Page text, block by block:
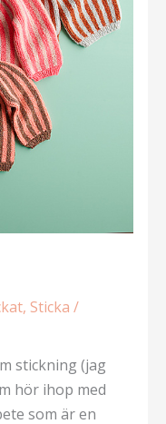
, Sticka /
stickning (jag
hör ihop med
som är en